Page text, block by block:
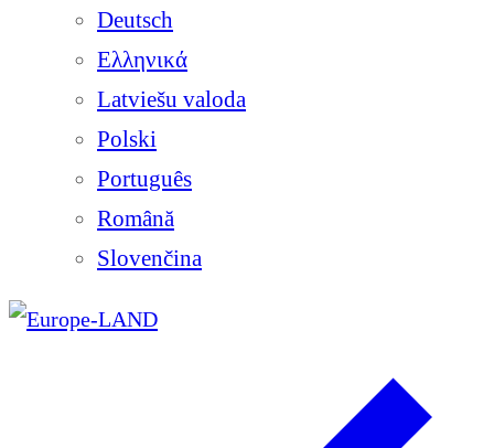
Deutsch
Ελληνικά
Latviešu valoda
Polski
Português
Română
Slovenčina